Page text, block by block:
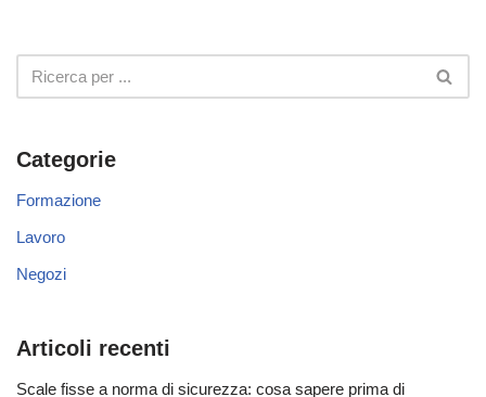
Categorie
Formazione
Lavoro
Negozi
Articoli recenti
Scale fisse a norma di sicurezza: cosa sapere prima di